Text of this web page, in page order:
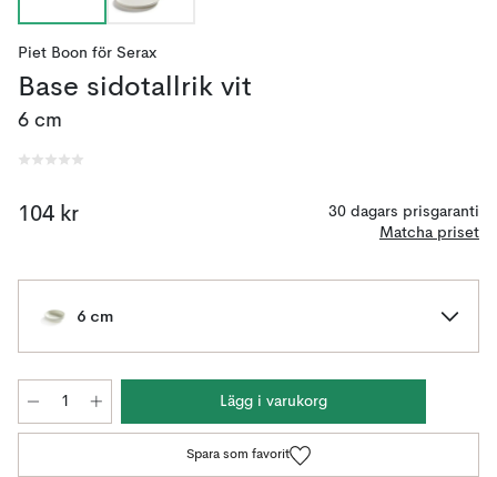
Piet Boon för Serax
Base sidotallrik vit
6 cm
104 kr
30 dagars prisgaranti
Matcha priset
6 cm
Lägg i varukorg
Spara som favorit